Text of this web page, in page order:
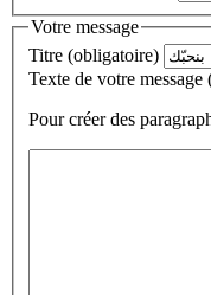
Votre message
Titre (obligatoire)
Texte de votre
Pour créer des